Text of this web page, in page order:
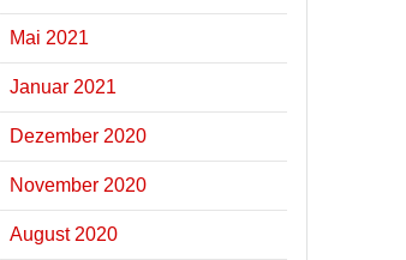
Mai 2021
Januar 2021
Dezember 2020
November 2020
August 2020